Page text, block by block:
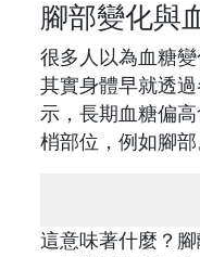
腳部變化與
很多人以為血糖
其實身體早就透
示，長期血糖偏
梢部位，例如腳部
這意味著什麼？